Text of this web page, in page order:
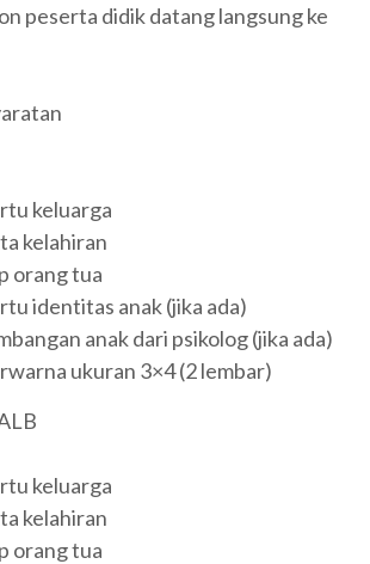
peserta didik datang langsung ke
keluarga
kelahiran
orang tua
identitas anak (jika ada)
anak dari psikolog (jika ada)
ukuran 3×4 (2 lembar)
keluarga
kelahiran
orang tua